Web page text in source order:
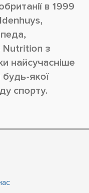
в 1999
з
найсучасніше
якої
спорту.